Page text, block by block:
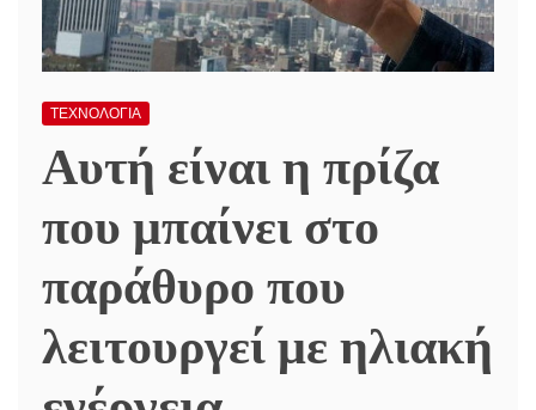
ΤΕΧΝΟΛΟΓΙΑ
Αυτή είναι η πρίζα
που μπαίνει στο
παράθυρο που
λειτουργεί με ηλιακή